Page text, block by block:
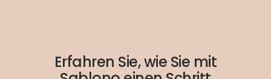
Erfahren Sie, wie Sie mit